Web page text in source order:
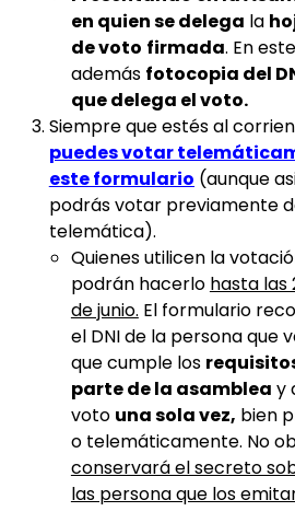
en quien se delega la
de voto firmada. En
además fotocopia del
que delega el voto.
Siempre que estés al
puedes votar
este formulario (aunque
podrás votar previamente
telemática).
Quienes utilicen la
podrán hacerlo hasta las
de junio. El formulario
el DNI de la persona que
que cumple los
parte de la asamblea y
voto una sola vez, bien
o telemáticamente. No
conservará el secreto
las persona que los